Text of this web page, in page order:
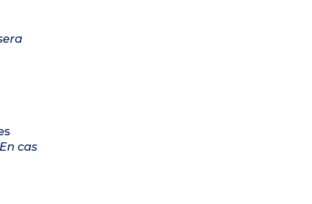
En cas